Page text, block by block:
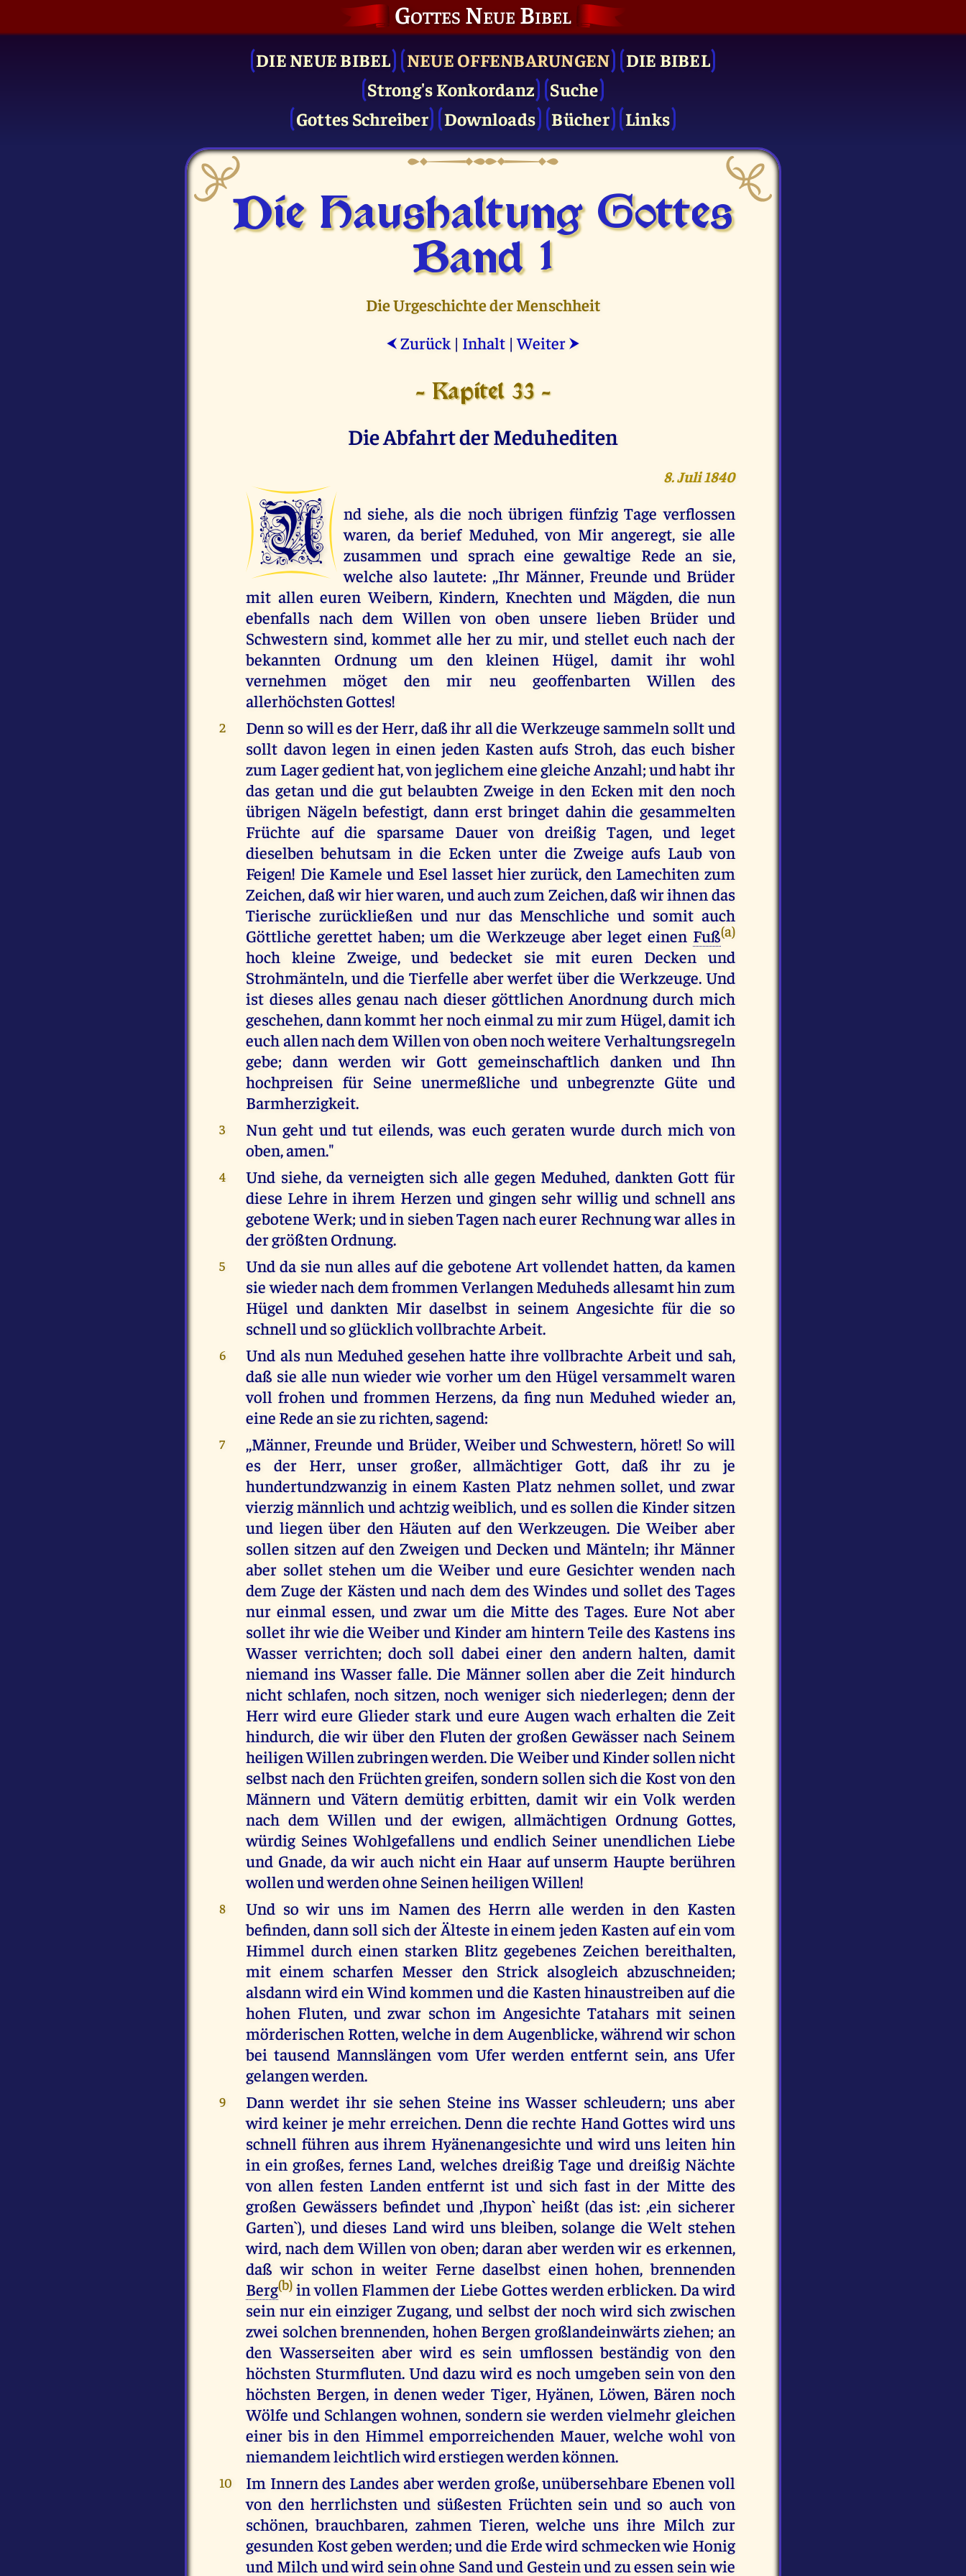
Gottes Neue Bibel
DIE NEUE BIBEL NEUE OFFENBARUNGEN
DIE BIBEL
Strong's Konkordanz
Suche
Gottes Schreiber
Downloads Bücher Links
Die Haushaltung Gottes
Band 1
Die Urgeschichte der Menschheit
⮜ Zurück | Inhalt |Weiter ⮞
- Kapitel 33 -
Die Abfahrt der Meduhediten
8. Juli 1840
U
nd siehe, als die noch übrigen fünfzig Tage verflossen
waren, da berief Meduhed, von Mir angeregt, sie alle
zusammen und sprach eine gewaltige Rede an sie,
welche also lautete: ,,Ihr Männer, Freunde und Brüder
mit allen euren Weibern, Kindern, Knechten und Mägden, die nun
ebenfalls nach dem Willen von oben unsere lieben Brüder und
Schwestern sind, kommet alle her zu mir, und stellet euch nach der
bekannten Ordnung um den kleinen Hügel, damit ihr wohl
vernehmen möget den mir neu geoffenbarten Willen des
allerhöchsten Gottes!
2
Denn so will es der Herr, daß ihr all die Werkzeuge sammeln sollt und
sollt davon legen in einen jeden Kasten aufs Stroh, das euch bisher
zum Lager gedient hat, von jeglichem eine gleiche Anzahl; und habt ihr
das getan und die gut belaubten Zweige in den Ecken mit den noch
übrigen Nägeln befestigt, dann erst bringet dahin die gesammelten
Früchte auf die sparsame Dauer von dreißig Tagen, und leget
dieselben behutsam in die Ecken unter die Zweige aufs Laub von
Feigen! Die Kamele und Esel lasset hier zurück, den Lamechiten zum
Zeichen, daß wir hier waren, und auch zum Zeichen, daß wir ihnen das
Tierische zurückließen und nur das Menschliche und somit auch
Göttliche gerettet haben; um die Werkzeuge aber leget einen Fuß(a)
hoch kleine Zweige, und bedecket sie mit euren Decken und
Strohmänteln, und die Tierfelle aber werfet über die Werkzeuge. Und
ist dieses alles genau nach dieser göttlichen Anordnung durch mich
geschehen, dann kommt her noch einmal zu mir zum Hügel, damit ich
euch allen nach dem Willen von oben noch weitere Verhaltungsregeln
gebe; dann werden wir Gott gemeinschaftlich danken und Ihn
hochpreisen für Seine unermeßliche und unbegrenzte Güte und
Barmherzigkeit.
3
Nun geht und tut eilends, was euch geraten wurde durch mich von
oben, amen."
4
Und siehe, da verneigten sich alle gegen Meduhed, dankten Gott für
diese Lehre in ihrem Herzen und gingen sehr willig und schnell ans
gebotene Werk; und in sieben Tagen nach eurer Rechnung war alles in
der größten Ordnung.
5
Und da sie nun alles auf die gebotene Art vollendet hatten, da kamen
sie wieder nach dem frommen Verlangen Meduheds allesamt hin zum
Hügel und dankten Mir daselbst in seinem Angesichte für die so
schnell und so glücklich vollbrachte Arbeit.
6
Und als nun Meduhed gesehen hatte ihre vollbrachte Arbeit und sah,
daß sie alle nun wieder wie vorher um den Hügel versammelt waren
voll frohen und frommen Herzens, da fing nun Meduhed wieder an,
eine Rede an sie zu richten, sagend:
7
,,Männer, Freunde und Brüder, Weiber und Schwestern, höret! So will
es der Herr, unser großer, allmächtiger Gott, daß ihr zu je
hundertundzwanzig in einem Kasten Platz nehmen sollet, und zwar
vierzig männlich und achtzig weiblich, und es sollen die Kinder sitzen
und liegen über den Häuten auf den Werkzeugen. Die Weiber aber
sollen sitzen auf den Zweigen und Decken und Mänteln; ihr Männer
aber sollet stehen um die Weiber und eure Gesichter wenden nach
dem Zuge der Kästen und nach dem des Windes und sollet des Tages
nur einmal essen, und zwar um die Mitte des Tages. Eure Not aber
sollet ihr wie die Weiber und Kinder am hintern Teile des Kastens ins
Wasser verrichten; doch soll dabei einer den andern halten, damit
niemand ins Wasser falle. Die Männer sollen aber die Zeit hindurch
nicht schlafen, noch sitzen, noch weniger sich niederlegen; denn der
Herr wird eure Glieder stark und eure Augen wach erhalten die Zeit
hindurch, die wir über den Fluten der großen Gewässer nach Seinem
heiligen Willen zubringen werden. Die Weiber und Kinder sollen nicht
selbst nach den Früchten greifen, sondern sollen sich die Kost von den
Männern und Vätern demütig erbitten, damit wir ein Volk werden
nach dem Willen und der ewigen, allmächtigen Ordnung Gottes,
würdig Seines Wohlgefallens und endlich Seiner unendlichen Liebe
und Gnade, da wir auch nicht ein Haar auf unserm Haupte berühren
wollen und werden ohne Seinen heiligen Willen!
8
Und so wir uns im Namen des Herrn alle werden in den Kasten
befinden, dann soll sich der Älteste in einem jeden Kasten auf ein vom
Himmel durch einen starken Blitz gegebenes Zeichen bereithalten,
mit einem scharfen Messer den Strick alsogleich abzuschneiden;
alsdann wird ein Wind kommen und die Kasten hinaustreiben auf die
hohen Fluten, und zwar schon im Angesichte Tatahars mit seinen
mörderischen Rotten, welche in dem Augenblicke, während wir schon
bei tausend Mannslängen vom Ufer werden entfernt sein, ans Ufer
gelangen werden.
9
Dann werdet ihr sie sehen Steine ins Wasser schleudern; uns aber
wird keiner je mehr erreichen. Denn die rechte Hand Gottes wird uns
schnell führen aus ihrem Hyänenangesichte und wird uns leiten hin
in ein großes, fernes Land, welches dreißig Tage und dreißig Nächte
von allen festen Landen entfernt ist und sich fast in der Mitte des
großen Gewässers befindet und ,Ihypon` heißt (das ist: ,ein sicherer
Garten`), und dieses Land wird uns bleiben, solange die Welt stehen
wird, nach dem Willen von oben; daran aber werden wir es erkennen,
daß wir schon in weiter Ferne daselbst einen hohen, brennenden
Berg(b) in vollen Flammen der Liebe Gottes werden erblicken. Da wird
sein nur ein einziger Zugang, und selbst der noch wird sich zwischen
zwei solchen brennenden, hohen Bergen großlandeinwärts ziehen; an
den Wasserseiten aber wird es sein umflossen beständig von den
höchsten Sturmfluten. Und dazu wird es noch umgeben sein von den
höchsten Bergen, in denen weder Tiger, Hyänen, Löwen, Bären noch
Wölfe und Schlangen wohnen, sondern sie werden vielmehr gleichen
einer bis in den Himmel emporreichenden Mauer, welche wohl von
niemandem leichtlich wird erstiegen werden können.
10
Im Innern des Landes aber werden große, unübersehbare Ebenen voll
von den herrlichsten und süßesten Früchten sein und so auch von
schönen, brauchbaren, zahmen Tieren, welche uns ihre Milch zur
gesunden Kost geben werden; und die Erde wird schmecken wie Honig
und Milch und wird sein ohne Sand und Gestein und zu essen sein wie